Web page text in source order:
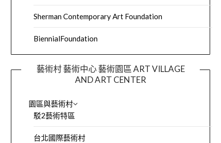
Sherman Contemporary Art Foundation
BiennialFoundation
藝術村 藝術中心 藝術園區 ART VILLAGE
AND ART CENTER
園區與藝術村
駁2藝術特區
台北國際藝術村